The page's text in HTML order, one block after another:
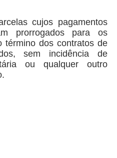
cujos pagamentos
prorrogados para os
término dos contratos de
sem incidência de
ou qualquer outro